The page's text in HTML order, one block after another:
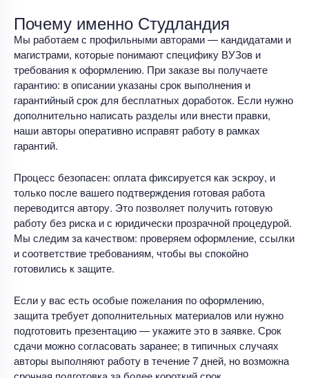
Почему именно Студландия
Мы работаем с профильными авторами — кандидатами и
магистрами, которые понимают специфику ВУЗов и
требования к оформлению. При заказе вы получаете
гарантию: в описании указаны срок выполнения и
гарантийный срок для бесплатных доработок. Если нужно
дополнительно написать разделы или внести правки,
наши авторы оперативно исправят работу в рамках
гарантий.
Процесс безопасен: оплата фиксируется как эскроу, и
только после вашего подтверждения готовая работа
переводится автору. Это позволяет получить готовую
работу без риска и с юридически прозрачной процедурой.
Мы следим за качеством: проверяем оформление, ссылки
и соответствие требованиям, чтобы вы спокойно
готовились к защите.
Если у вас есть особые пожелания по оформлению,
защита требует дополнительных материалов или нужно
подготовить презентацию — укажите это в заявке. Срок
сдачи можно согласовать заранее; в типичных случаях
авторы выполняют работу в течение 7 дней, но возможна